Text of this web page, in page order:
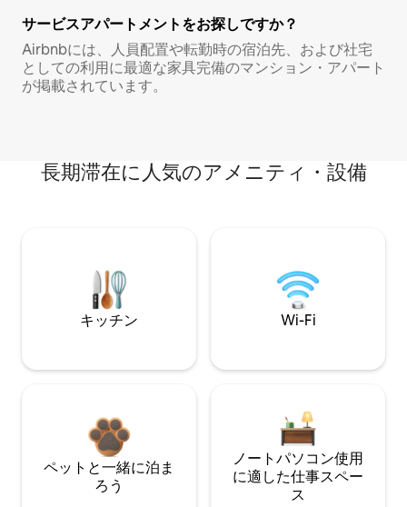
サービスアパートメントをお探しですか？
Airbnbには、人員配置や転勤時の宿泊先、および社宅
としての利用に最適な家具完備のマンション・アパート
が掲載されています。
長期滞在に人気のアメニティ・設備
キッチン Wi-Fi
ペットと一緒に泊ま
ろう
ノートパソコン使用
に適した仕事スペー
ス